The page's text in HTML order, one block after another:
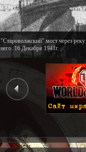
"Староволжский" мост через
него. 16 Декабря 1941г.